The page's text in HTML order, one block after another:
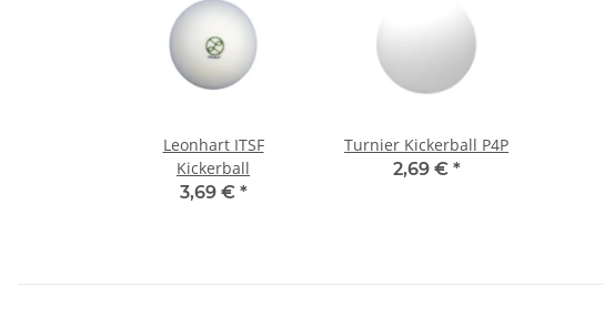
Leonhart ITSF
Kickerball
3,69 € *
Turnier Kickerball P4P
2,69 € *